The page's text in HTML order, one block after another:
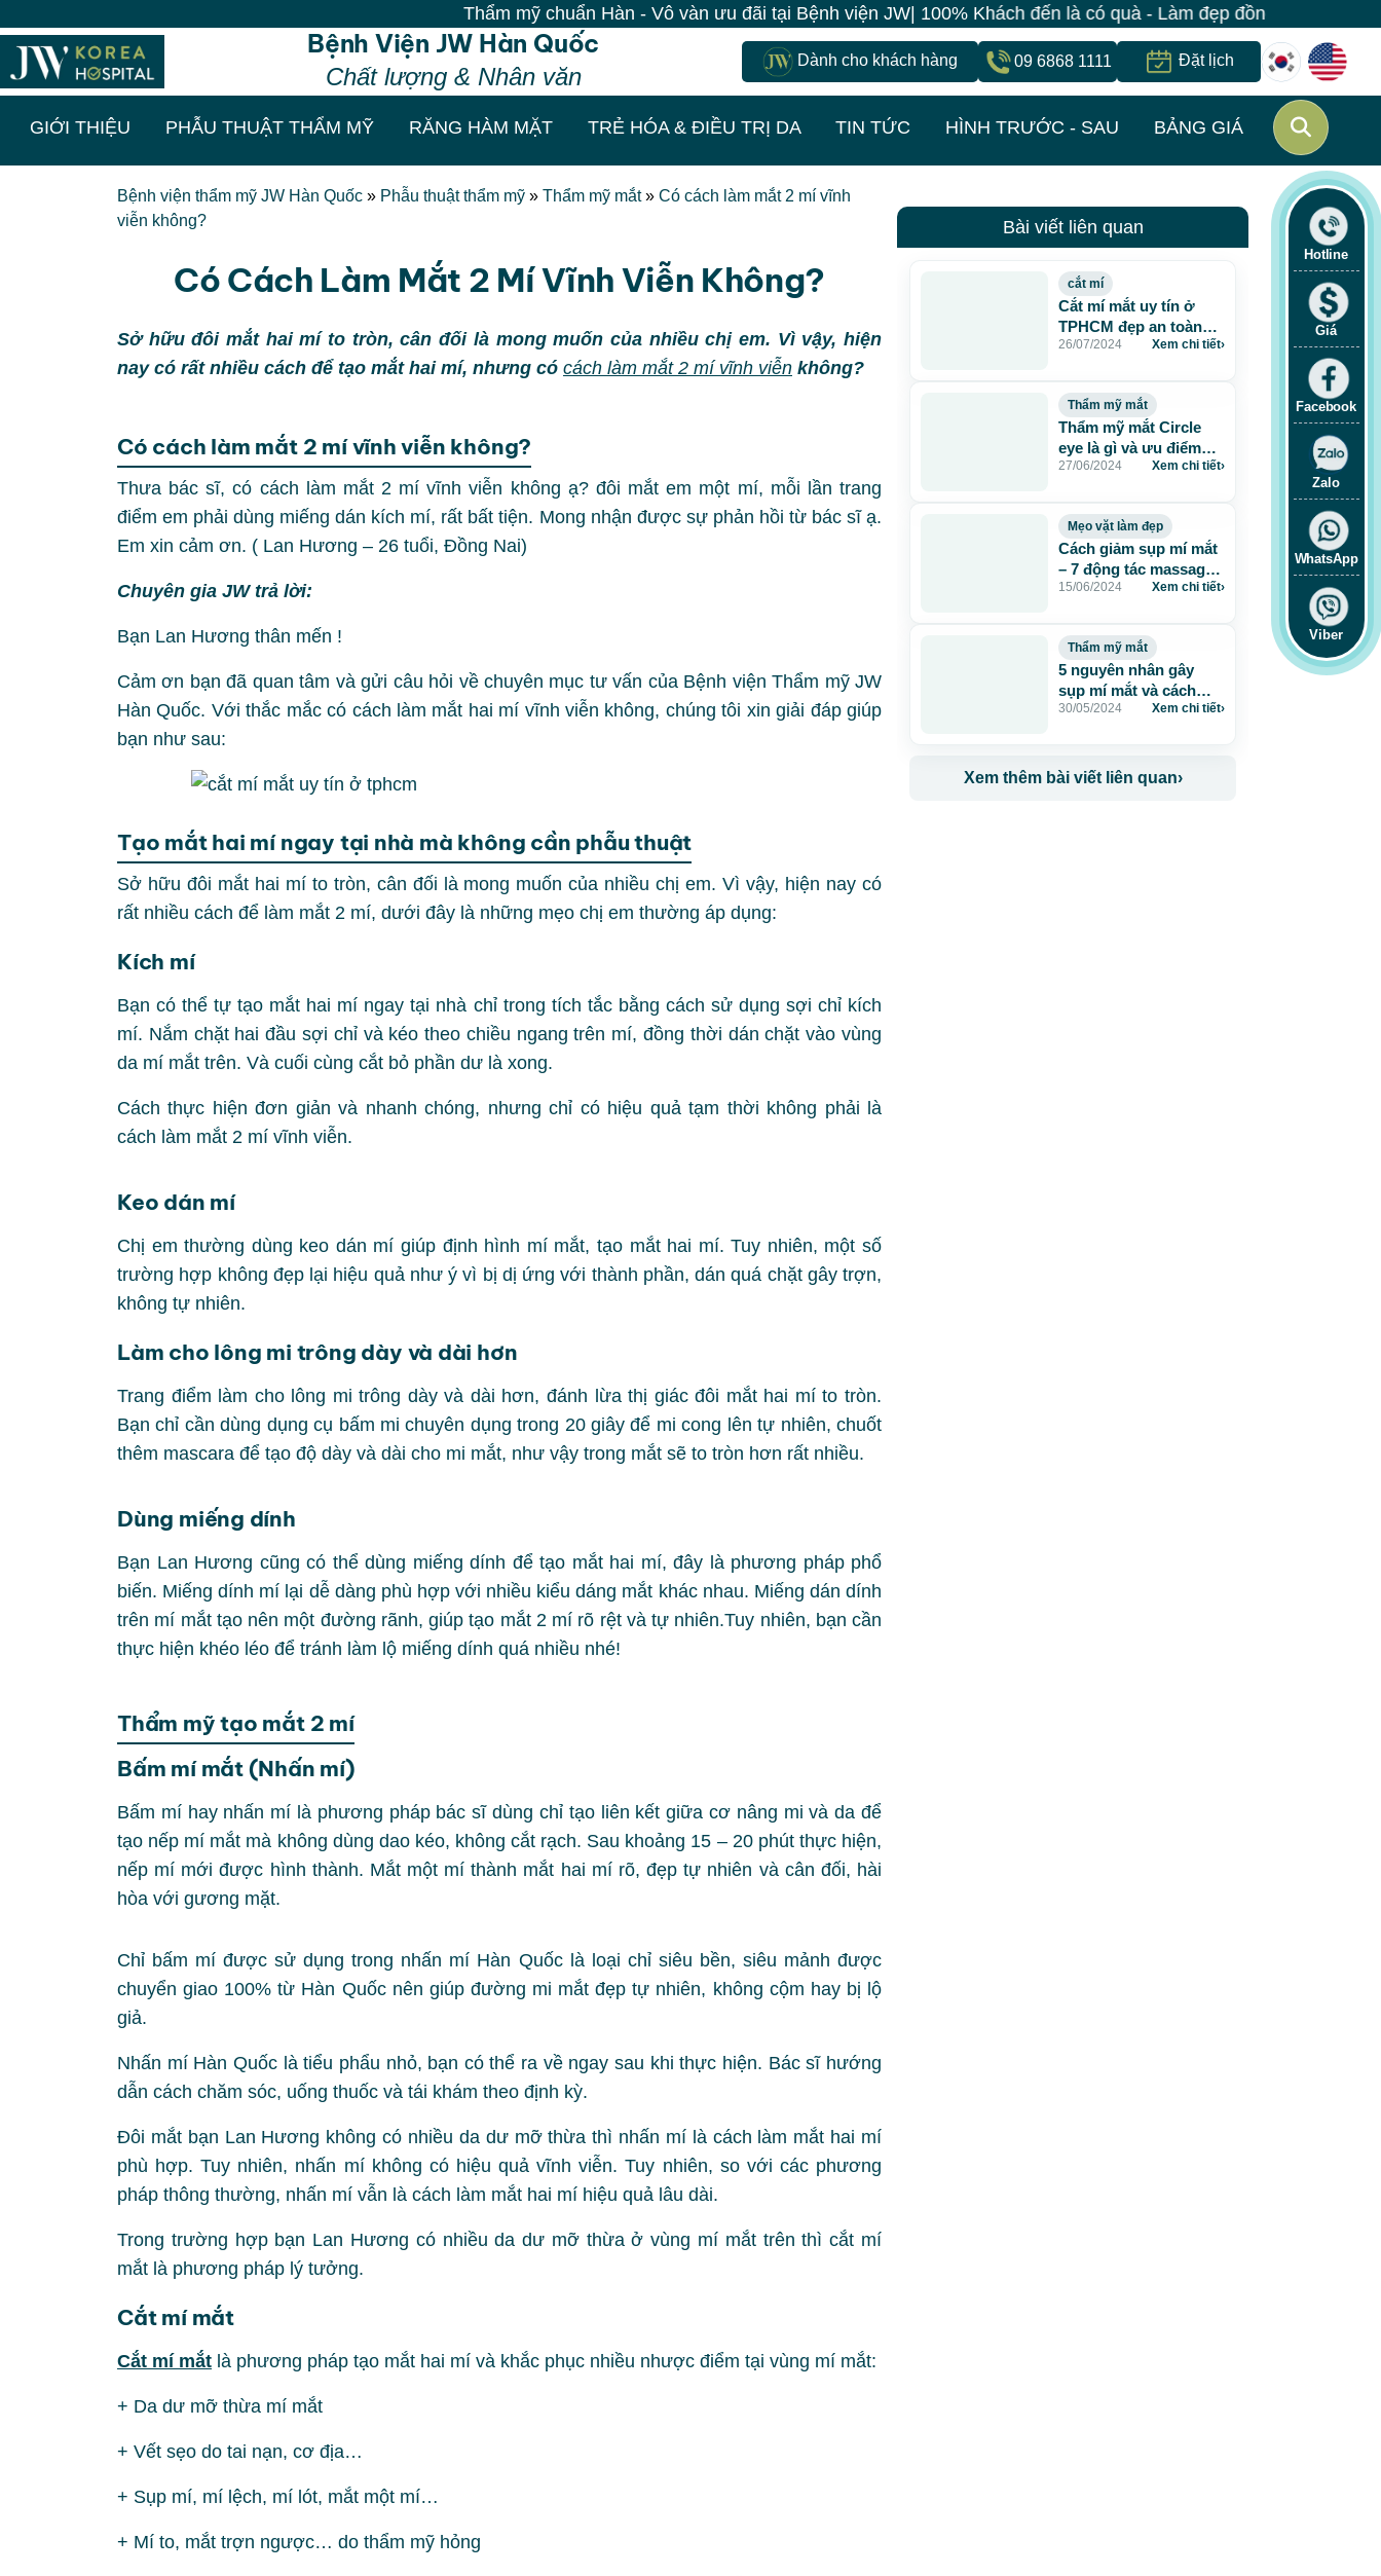
Thẩm mỹ chuẩn Hàn - Vô vàn ưu đãi tại Bệnh viện JW| 100% Khách đến là có quà - Làm đẹp đồng giá chỉ 499K - Đăng ký
Bệnh Viện JW Hàn Quốc
Chất lượng & Nhân văn
Dành cho khách hàng 09 6868 1111 Đặt lịch
GIỚI THIỆU PHẪU THUẬT THẨM MỸ RĂNG HÀM MẶT TRẺ HÓA & ĐIỀU TRỊ DA TIN TỨC HÌNH TRƯỚC - SAU BẢNG GIÁ
Bệnh viện thẩm mỹ JW Hàn Quốc » Phẫu thuật thẩm mỹ » Thẩm mỹ mắt» Có cách làm mắt 2 mí vĩnh
viễn không?
Có Cách Làm Mắt 2 Mí Vĩnh Viễn Không?
Sở hữu đôi mắt hai mí to tròn, cân đối là mong muốn của nhiều chị em. Vì vậy, hiện
nay có rất nhiều cách để tạo mắt hai mí, nhưng có cách làm mắt 2 mí vĩnh viễn không?
Có cách làm mắt 2 mí vĩnh viễn không?
Thưa bác sĩ, có cách làm mắt 2 mí vĩnh viễn không ạ? đôi mắt em một mí, mỗi lần trang
điểm em phải dùng miếng dán kích mí, rất bất tiện. Mong nhận được sự phản hồi từ bác sĩ ạ.
Em xin cảm ơn. ( Lan Hương – 26 tuổi, Đồng Nai)
Chuyên gia JW trả lời:
Bạn Lan Hương thân mến !
Cảm ơn bạn đã quan tâm và gửi câu hỏi về chuyên mục tư vấn của Bệnh viện Thẩm mỹ JW
Hàn Quốc. Với thắc mắc có cách làm mắt hai mí vĩnh viễn không, chúng tôi xin giải đáp giúp
bạn như sau:
Tạo mắt hai mí ngay tại nhà mà không cần phẫu thuật
Sở hữu đôi mắt hai mí to tròn, cân đối là mong muốn của nhiều chị em. Vì vậy, hiện nay có
rất nhiều cách để làm mắt 2 mí, dưới đây là những mẹo chị em thường áp dụng:
Kích mí
Bạn có thể tự tạo mắt hai mí ngay tại nhà chỉ trong tích tắc bằng cách sử dụng sợi chỉ kích
mí. Nắm chặt hai đầu sợi chỉ và kéo theo chiều ngang trên mí, đồng thời dán chặt vào vùng
da mí mắt trên. Và cuối cùng cắt bỏ phần dư là xong.
Cách thực hiện đơn giản và nhanh chóng, nhưng chỉ có hiệu quả tạm thời không phải là
cách làm mắt 2 mí vĩnh viễn.
Keo dán mí
Chị em thường dùng keo dán mí giúp định hình mí mắt, tạo mắt hai mí. Tuy nhiên, một số
trường hợp không đẹp lại hiệu quả như ý vì bị dị ứng với thành phần, dán quá chặt gây trợn,
không tự nhiên.
Làm cho lông mi trông dày và dài hơn
Trang điểm làm cho lông mi trông dày và dài hơn, đánh lừa thị giác đôi mắt hai mí to tròn.
Bạn chỉ cần dùng dụng cụ bấm mi chuyên dụng trong 20 giây để mi cong lên tự nhiên, chuốt
thêm mascara để tạo độ dày và dài cho mi mắt, như vậy trong mắt sẽ to tròn hơn rất nhiều.
Dùng miếng dính
Bạn Lan Hương cũng có thể dùng miếng dính để tạo mắt hai mí, đây là phương pháp phổ
biến. Miếng dính mí lại dễ dàng phù hợp với nhiều kiểu dáng mắt khác nhau. Miếng dán dính
trên mí mắt tạo nên một đường rãnh, giúp tạo mắt 2 mí rõ rệt và tự nhiên.Tuy nhiên, bạn cần
thực hiện khéo léo để tránh làm lộ miếng dính quá nhiều nhé!
Thẩm mỹ tạo mắt 2 mí
Bấm mí mắt (Nhấn mí)
Bấm mí hay nhấn mí là phương pháp bác sĩ dùng chỉ tạo liên kết giữa cơ nâng mi và da để
tạo nếp mí mắt mà không dùng dao kéo, không cắt rạch. Sau khoảng 15 – 20 phút thực hiện,
nếp mí mới được hình thành. Mắt một mí thành mắt hai mí rõ, đẹp tự nhiên và cân đối, hài
hòa với gương mặt.
Chỉ bấm mí được sử dụng trong nhấn mí Hàn Quốc là loại chỉ siêu bền, siêu mảnh được
chuyển giao 100% từ Hàn Quốc nên giúp đường mi mắt đẹp tự nhiên, không cộm hay bị lộ
giả.
Nhấn mí Hàn Quốc là tiểu phẩu nhỏ, bạn có thể ra về ngay sau khi thực hiện. Bác sĩ hướng
dẫn cách chăm sóc, uống thuốc và tái khám theo định kỳ.
Đôi mắt bạn Lan Hương không có nhiều da dư mỡ thừa thì nhấn mí là cách làm mắt hai mí
phù hợp. Tuy nhiên, nhấn mí không có hiệu quả vĩnh viễn. Tuy nhiên, so với các phương
pháp thông thường, nhấn mí vẫn là cách làm mắt hai mí hiệu quả lâu dài.
Trong trường hợp bạn Lan Hương có nhiều da dư mỡ thừa ở vùng mí mắt trên thì cắt mí
mắt là phương pháp lý tưởng.
Cắt mí mắt
Cắt mí mắt là phương pháp tạo mắt hai mí và khắc phục nhiều nhược điểm tại vùng mí mắt:
+ Da dư mỡ thừa mí mắt
+ Vết sẹo do tai nạn, cơ địa…
+ Sụp mí, mí lệch, mí lót, mắt một mí…
+ Mí to, mắt trợn ngược… do thẩm mỹ hỏng
Bài viết liên quan
cắt mí
Cắt mí mắt uy tín ở
TPHCM đẹp an toàn
mà chất lượng
26/07/2024 Xem chi tiết›
Thẩm mỹ mắt
Thẩm mỹ mắt Circle
eye là gì và ưu điểm
như thế nào?
27/06/2024 Xem chi tiết›
Mẹo vặt làm đẹp
Cách giảm sụp mí mắt
– 7 động tác massage
đơn giản
15/06/2024 Xem chi tiết›
Thẩm mỹ mắt
5 nguyên nhân gây
sụp mí mắt và cách
điều trị hiệu quả
30/05/2024 Xem chi tiết›
Xem thêm bài viết liên quan›
Hotline
Giá
Facebook
Zalo
WhatsApp
Viber